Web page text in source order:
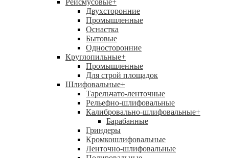
Рейсмусовые+
Двухсторонние
Промышленные
Оснастка
Бытовые
Односторонние
Круглопильные+
Промышленные
Для строй площадок
Шлифовальные+
Тарельчато-ленточные
Рельефно-шлифовальные
Калибровально-шлифовальные+
Барабанные
Гриндеры
Кромкошлифовальные
Ленточно-шлифовальные